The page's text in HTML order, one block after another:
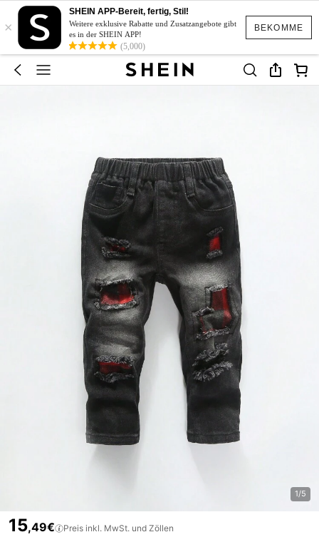
BEKOMME
×
SHEIN APP-Bereit, fertig, Stil!
Weitere exklusive Rabatte und Zusatzangebote gibt
es in der SHEIN APP!
(5,000)
1/5
15,49€ Preis inkl. MwSt. und Zöllen